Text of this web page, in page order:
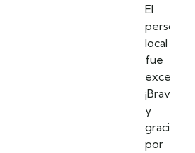
El
personal
local
fue
excelente.
¡Bravo
y
gracias
por